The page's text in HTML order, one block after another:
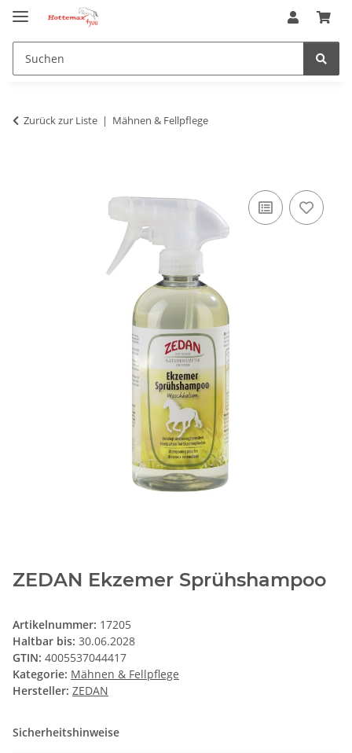
Zurück zur Liste Mähnen & Fellpflege
ZEDAN Ekzemer Sprühshampoo
Artikelnummer: 17205
Haltbar bis: 30.06.2028
GTIN: 4005537044417
Kategorie: Mähnen & Fellpflege
Hersteller: ZEDAN
Sicherheitshinweise